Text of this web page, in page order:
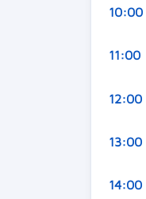
10:00
11:00
12:00
13:00
14:00